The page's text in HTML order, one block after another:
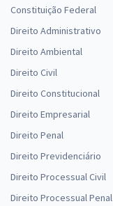
Constituição Federal
Direito Administrativo
Direito Ambiental
Direito Civil
Direito Constitucional
Direito Empresarial
Direito Penal
Direito Previdenciário
Direito Processual Civil
Direito Processual Penal